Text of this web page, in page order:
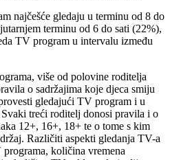
najčešće gledaju u terminu od 8 do
terminu od 6 do sati (22%),
TV program u intervalu između
više od polovine roditelja
o sadržajima koje djeca smiju
gledajući TV program i u
treći roditelj donosi pravila i o
12+, 16+, 18+ te o tome s kim
Različiti aspekti gledanja TV-a
količina vremena